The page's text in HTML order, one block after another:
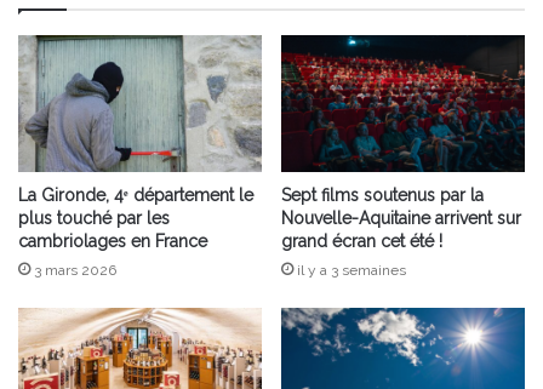
La Gironde, 4ᵉ département le
plus touché par les
cambriolages en France
3 mars 2026
Sept films soutenus par la
Nouvelle-Aquitaine arrivent sur
grand écran cet été !
il y a 3 semaines